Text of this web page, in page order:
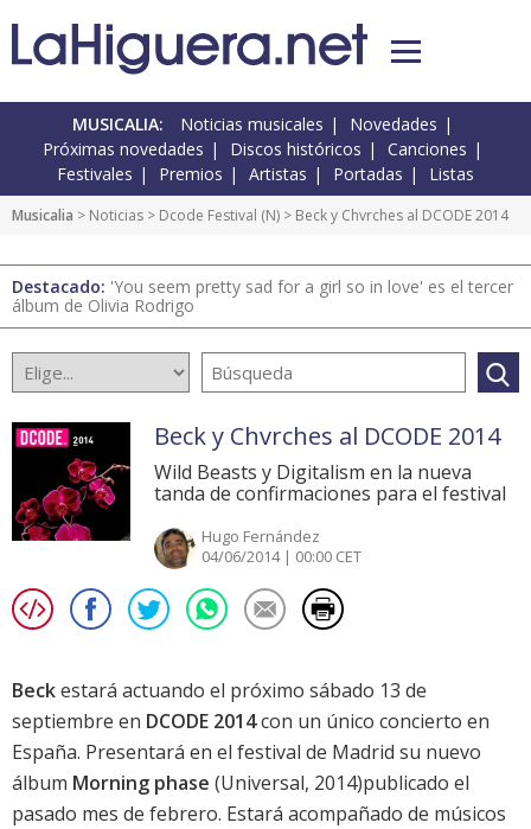
MUSICALIA: Noticias musicales
Novedades
Próximas novedades
Discos históricos
Canciones
Festivales
Premios Artistas Portadas Listas
Musicalia > Noticias > Dcode Festival (N) > Beck y Chvrches al DCODE 2014
Destacado: 'You seem pretty sad for a girl so in love' es el tercer
álbum de Olivia Rodrigo
Beck y Chvrches al DCODE 2014
Wild Beasts y Digitalism en la nueva
tanda de confirmaciones para el festival
Hugo Fernández
04/06/2014 | 00:00 CET
Beckestará actuando el próximo sábado 13 de
septiembre en DCODE 2014con un único concierto en
España. Presentará en el festival de Madrid su nuevo
álbum Morning phase (Universal, 2014)publicado el
pasado mes de febrero. Estará acompañado de músicos